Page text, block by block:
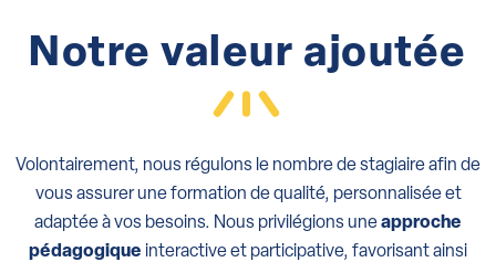
Notre valeur ajoutée
Volontairement, nous régulons le nombre de stagiaire afin de
vous assurer une formation de qualité, personnalisée et
adaptée à vos besoins. Nous privilégions uneapproche
pédagogique interactive et participative, favorisant ainsi